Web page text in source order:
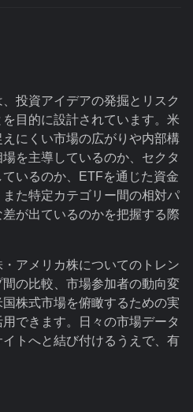
、投資アイデアの発掘とリスク
目的に設計されています。米
にくい市場の広がりや内部構
を主導しているのか、セクタ
いるのか、ETFを通じた資金
た特定カテゴリー間の相対パ
が出ているのかを把握する際
アメリカ株についてのトレン
間の比較、市場参加者の動向変
株式市場を俯瞰するための実
できます。日々の市場データ
トへと結び付けるうえで、有